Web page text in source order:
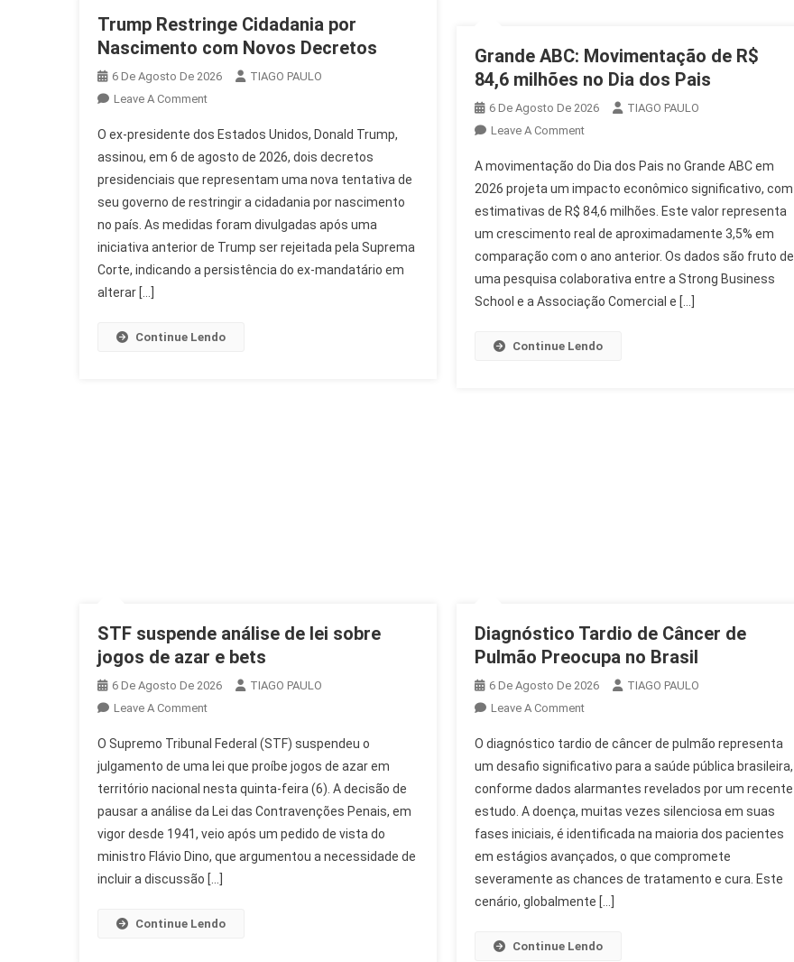
Trump Restringe Cidadania por
Nascimento com Novos Decretos
6 De Agosto De 2026
TIAGO PAULO
Leave A CommentOn
Restringe
Cidadania
Por
Nascimento
Com
Novos
Decretos
O ex-presidente dos Estados Unidos, Donald Trump,
assinou, em 6 de agosto de 2026, dois decretos
presidenciais que representam uma nova tentativa de
seu governo de restringir a cidadania por nascimento
no país. As medidas foram divulgadas após uma
iniciativa anterior de Trump ser rejeitada pela Suprema
Corte, indicando a persistência do ex-mandatário em
alterar […]
Continue Lendo
Grande ABC: Movimentação de R$
84,6 milhões no Dia dos Pais
6 De Agosto De 2026
TIAGO PAULO
Leave A CommentOn
ABC:
Movimentação
De
R$
84,6
Milhões
No
A movimentação do Dia dos Pais no Grande ABC em
2026 projeta um impacto econômico significativo, com
estimativas de R$ 84,6 milhões. Este valor representa
um crescimento real de aproximadamente 3,5% em
comparação com o ano anterior. Os dados são fruto de
uma pesquisa colaborativa entre a Strong Business
School e a Associação Comercial e […]
Continue Lendo
STF suspende análise de lei sobre
jogos de azar e bets
6 De Agosto De 2026
TIAGO PAULO
Leave A CommentOn
Suspende
Análise
De
Lei
Sobre
Jogos
De
O Supremo Tribunal Federal (STF) suspendeu o
julgamento de uma lei que proíbe jogos de azar em
território nacional nesta quinta-feira (6). A decisão de
pausar a análise da Lei das Contravenções Penais, em
vigor desde 1941, veio após um pedido de vista do
ministro Flávio Dino, que argumentou a necessidade de
incluir a discussão […]
Continue Lendo
Diagnóstico Tardio de Câncer de
Pulmão Preocupa no Brasil
6 De Agosto De 2026
TIAGO PAULO
Leave A CommentOn
Tardio
De
Câncer
De
Pulmão
Preocupa
Brasil
O diagnóstico tardio de câncer de pulmão representa
um desafio significativo para a saúde pública brasileira,
conforme dados alarmantes revelados por um recente
estudo. A doença, muitas vezes silenciosa em suas
fases iniciais, é identificada na maioria dos pacientes
em estágios avançados, o que compromete
severamente as chances de tratamento e cura. Este
cenário, globalmente […]
Continue Lendo